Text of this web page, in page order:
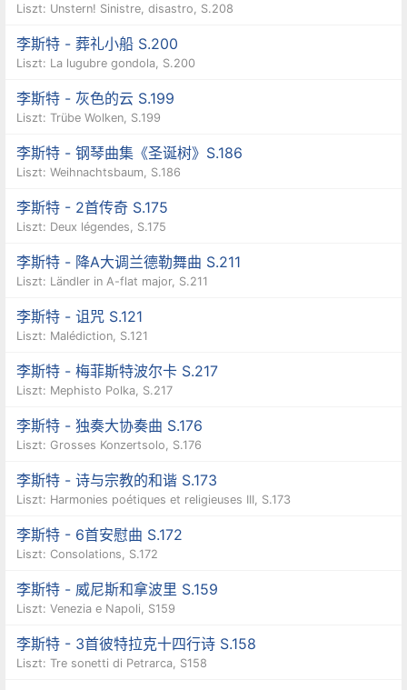
Liszt: Unstern! Sinistre, disastro, S.208
李斯特 - 葬礼小船 S.200
Liszt: La lugubre gondola, S.200
李斯特 - 灰色的云 S.199
Liszt: Trübe Wolken, S.199
李斯特 - 钢琴曲集《圣诞树》S.186
Liszt: Weihnachtsbaum, S.186
李斯特 - 2首传奇 S.175
Liszt: Deux légendes, S.175
李斯特 - 降A大调兰德勒舞曲 S.211
Liszt: Ländler in A-flat major, S.211
李斯特 - 诅咒 S.121
Liszt: Malédiction, S.121
李斯特 - 梅菲斯特波尔卡 S.217
Liszt: Mephisto Polka, S.217
李斯特 - 独奏大协奏曲 S.176
Liszt: Grosses Konzertsolo, S.176
李斯特 - 诗与宗教的和谐 S.173
Liszt: Harmonies poétiques et religieuses III, S.173
李斯特 - 6首安慰曲 S.172
Liszt: Consolations, S.172
李斯特 - 威尼斯和拿波里 S.159
Liszt: Venezia e Napoli, S159
李斯特 - 3首彼特拉克十四行诗 S.158
Liszt: Tre sonetti di Petrarca, S158